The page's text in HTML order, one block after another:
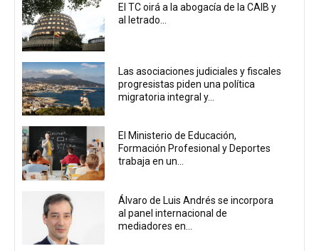
El TC oirá a la abogacía de la CAIB y
al letrado...
Las asociaciones judiciales y fiscales
progresistas piden una política
migratoria integral y...
El Ministerio de Educación,
Formación Profesional y Deportes
trabaja en un...
Álvaro de Luis Andrés se incorpora
al panel internacional de
mediadores en...